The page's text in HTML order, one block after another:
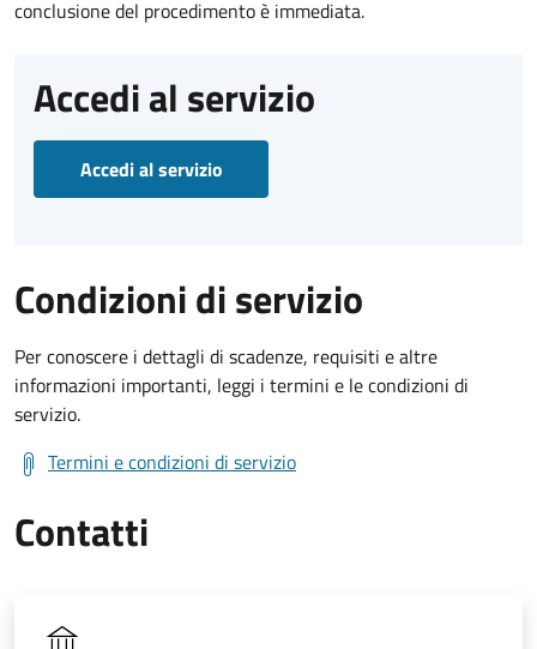
conclusione del procedimento è immediata.
Accedi al servizio
Accedi al servizio
Condizioni di servizio
Per conoscere i dettagli di scadenze, requisiti e altre
informazioni importanti, leggi i termini e le condizioni di
servizio.
Termini e condizioni di servizio
Contatti